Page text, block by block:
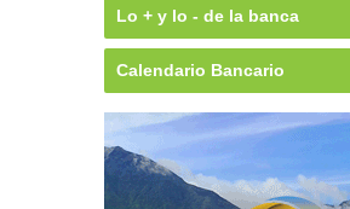
Lo + y lo - de la banca
Calendario Bancario